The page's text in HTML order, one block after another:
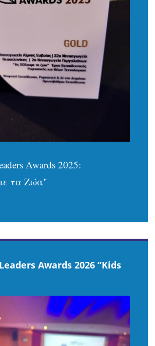
Awards 2025:
τα Ζώα"
Awards 2026 “Kids